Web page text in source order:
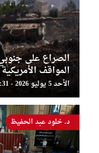
الصراع على جنوبي
المواقف الأمريكية
الأحد 5 يوليو 2026 - 11:52:31
د. خلود عبد الحفيظ